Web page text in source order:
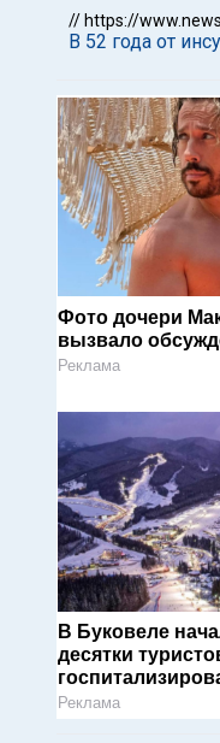
// https://
В 52 года от
Фото дочери
вызвало
Реклама
В Буковеле
десятки
Реклама